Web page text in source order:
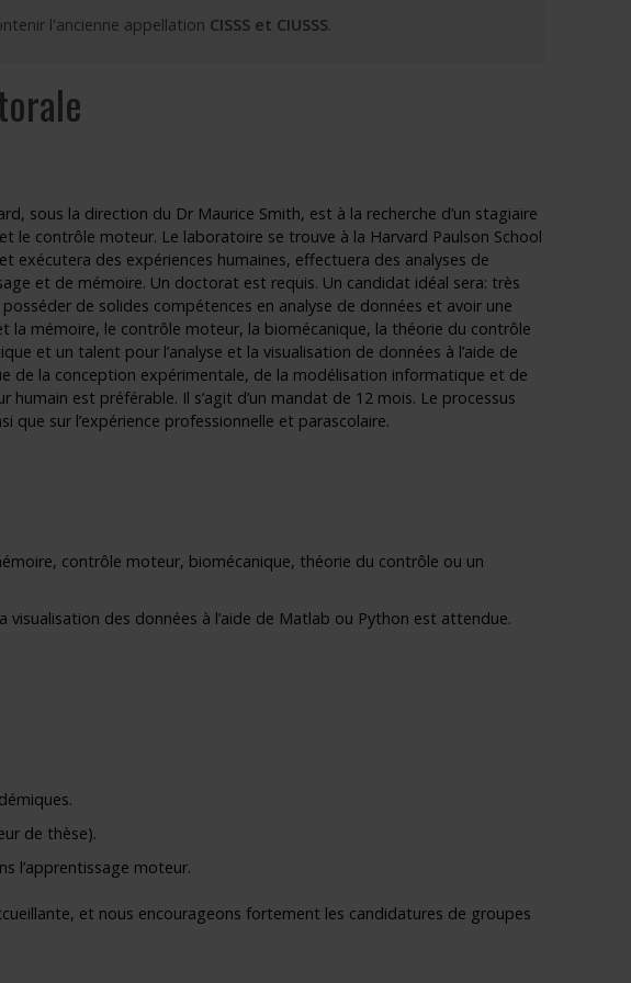
l'ancienne appellation CISSS et CIUSSS.
sous la direction du Dr Maurice Smith, est à la recherche d’un stagiaire
le contrôle moteur. Le laboratoire se trouve à la Harvard Paulson School
exécutera des expériences humaines, effectuera des analyses de
et de mémoire. Un doctorat est requis. Un candidat idéal sera: très
de solides compétences en analyse de données et avoir une
la mémoire, le contrôle moteur, la biomécanique, la théorie du contrôle
et un talent pour l’analyse et la visualisation de données à l’aide de
de la conception expérimentale, de la modélisation informatique et de
humain est préférable. Il s’agit d’un mandat de 12 mois. Le processus
que sur l’expérience professionnelle et parascolaire.
contrôle moteur, biomécanique, théorie du contrôle ou un
visualisation des données à l’aide de Matlab ou Python est attendue.
de thèse).
l’apprentissage moteur.
et nous encourageons fortement les candidatures de groupes